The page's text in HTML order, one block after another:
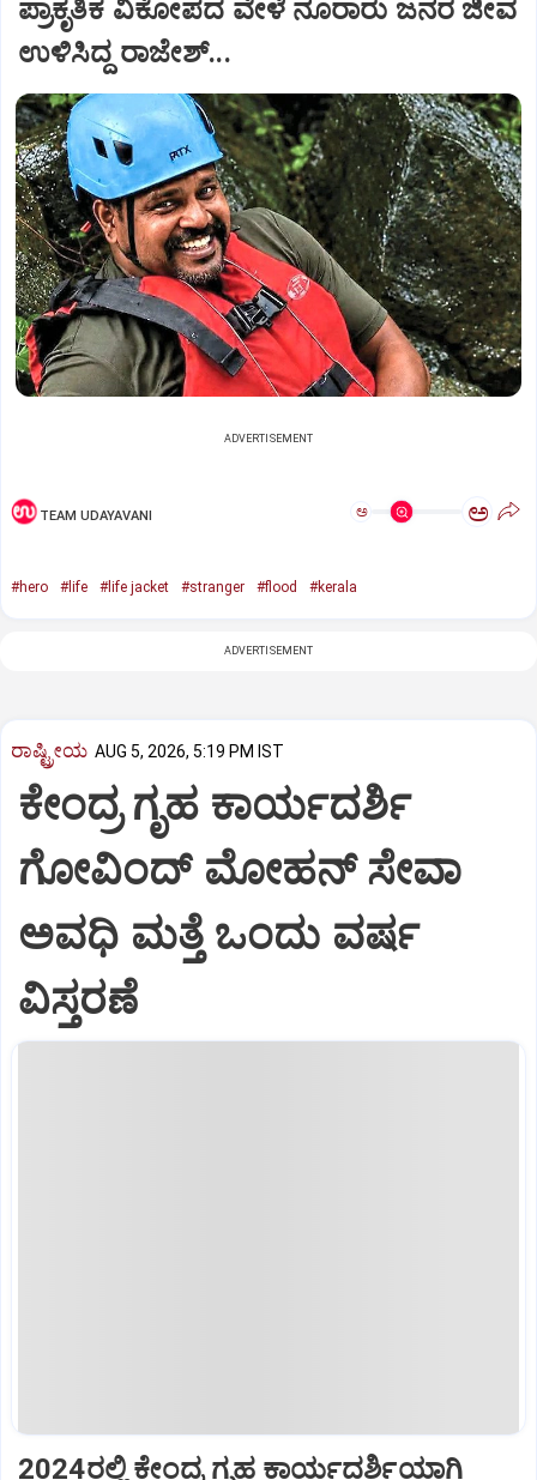
ಪ್ರಾಕೃತಿಕ ವಿಕೋಪದ ವೇಳೆ ನೂರಾರು ಜನರ ಜೀವ
ಉಳಿಸಿದ್ದ ರಾಜೇಶ್‌...
ADVERTISEMENT
TEAM UDAYAVANI ಅ ಅ
#hero #life #life jacket #stranger #flood #kerala
ADVERTISEMENT
ರಾಷ್ಟ್ರೀಯ AUG 5, 2026, 5:19 PM IST
ಕೇಂದ್ರ ಗೃಹ ಕಾರ್ಯದರ್ಶಿ
ಗೋವಿಂದ್ ಮೋಹನ್ ಸೇವಾ
ಅವಧಿ ಮತ್ತೆ ಒಂದು ವರ್ಷ
ವಿಸ್ತರಣೆ
2024ರಲ್ಲಿ ಕೇಂದ್ರ ಗೃಹ ಕಾರ್ಯದರ್ಶಿಯಾಗಿ